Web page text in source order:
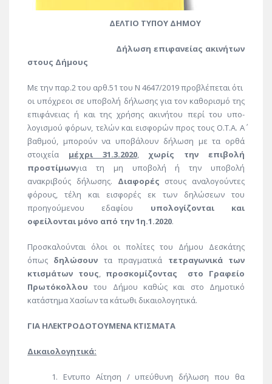
ΔΕΛΤΙΟ ΤΥΠΟΥ ΔΗΜΟΥ
Δήλωση επιφανείας ακινήτων
στους Δήμους
Mε την παρ.2 του αρθ.51 του Ν 4647/2019 προβλέπεται ότι
οι υπόχρεοι σε υποβολή δήλωσης για τον καθορισμό της
επιφάνειας ή και της χρήσης ακινήτου περί του υπο-
λογισμού φόρων, τελών και εισφορών προς τους Ο.Τ.Α. Α΄
βαθμού, μπορούν να υποβάλουν δήλωση με τα ορθά
στοιχεία μέχρι 31.3.2020, χωρίς την επιβολή
προστίμωνγια τη μη υποβολή ή την υποβολή
ανακριβούς δήλωσης. Διαφορές στους αναλογούντες
φόρους, τέλη και εισφορές εκ των δηλώσεων του
προηγούμενου εδαφίου υπολογίζονται και
οφείλονται μόνο από την 1η.1.2020.
Προσκαλούνται όλοι οι πολίτες του Δήμου Δεσκάτης
όπως δηλώσουν τα πραγματικά τετραγωνικά των
κτισμάτων τους, προσκομίζοντας
στο Γραφείο
Πρωτόκολλου του Δήμου καθώς και στο Δημοτικό
κατάστημα Χασίων τα κάτωθι δικαιολογητικά.
ΓΙΑ ΗΛΕΚΤΡΟΔΟΤΟΥΜΕΝΑ ΚΤΙΣΜΑΤΑ
Δικαιολογητικά:
Εντυπο Αίτηση / υπεύθυνη δήλωση που θα